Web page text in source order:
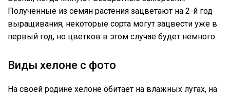
Полученные из семян растения зацветают на 2-й год
выращивания, некоторые сорта могут зацвести уже в
первый год, но цветков в этом случае будет немного.
Виды хелоне с фото
На своей родине хелоне обитает на влажных лугах, на